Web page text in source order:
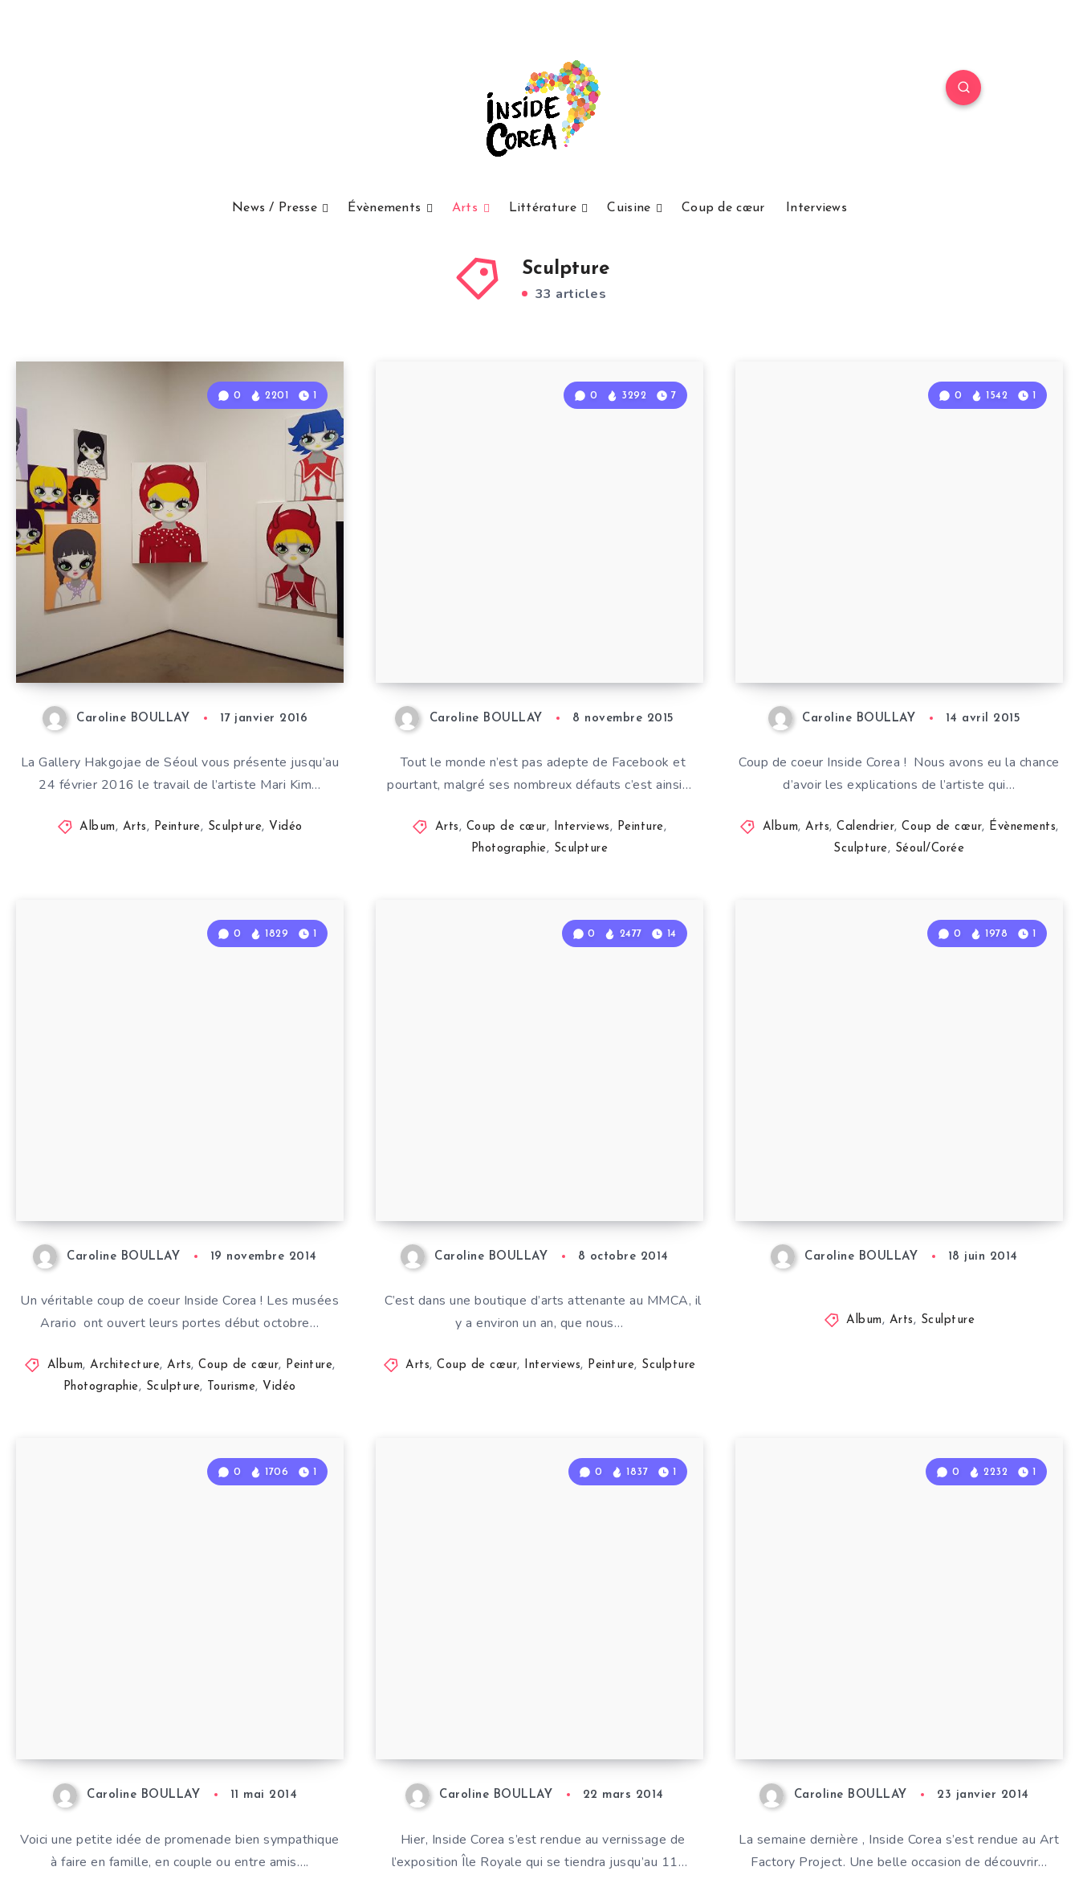
News / Presse Évènements Arts Littérature Cuisine Coup de cœur Interviews
Sculpture
33 articles
0 2201 1
Caroline BOULLAY 17 janvier 2016
La Gallery Hakgojae de Séoul vous présente jusqu’au
24 février 2016 le travail de l’artiste Mari Kim…
Album, Arts, Peinture, Sculpture, Vidéo
0 3292 7
Caroline BOULLAY 8 novembre 2015
Tout le monde n’est pas adepte de Facebook et
pourtant, malgré ses nombreux défauts c’est ainsi…
Arts, Coup de cœur, Interviews, Peinture,
Photographie, Sculpture
0 1542 1
Caroline BOULLAY 14 avril 2015
Coup de coeur Inside Corea ! Nous avons eu la chance
d’avoir les explications de l’artiste qui…
Album,Arts,Calendrier,Coup de cœur, Évènements,
Sculpture, Séoul/Corée
0 1829 1
Caroline BOULLAY 19 novembre 2014
Un véritable coup de coeur Inside Corea ! Les musées
Arario ont ouvert leurs portes début octobre…
Album,Architecture,Arts,Coup de cœur, Peinture,
Photographie, Sculpture, Tourisme, Vidéo
0 2477 14
Caroline BOULLAY 8 octobre 2014
C’est dans une boutique d’arts attenante au MMCA, il
y a environ un an, que nous…
Arts,Coup de cœur, Interviews, Peinture, Sculpture
0 1978 1
Caroline BOULLAY 18 juin 2014
Album, Arts, Sculpture
0 1706 1
Caroline BOULLAY 11 mai 2014
Voici une petite idée de promenade bien sympathique
à faire en famille, en couple ou entre amis….
0 1837 1
Caroline BOULLAY 22 mars 2014
Hier, Inside Corea s’est rendue au vernissage de
l’exposition Île Royale qui se tiendra jusqu’au 11…
0 2232 1
Caroline BOULLAY 23 janvier 2014
La semaine dernière , Inside Corea s’est rendue au Art
Factory Project. Une belle occasion de découvrir…